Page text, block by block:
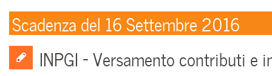
Scadenza del 16 Settembre 2016
INPGI – Versamento contributi e